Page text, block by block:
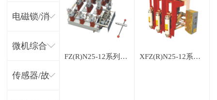
器系列
电磁锁/消
谐器系列
微机综合
保护装置
传感器/故
FZ(R)N25-12系列户内高压真空负荷开关(熔断器组合电器) XFZ(R)N25-12系列户内高压真空负荷开关(熔断器组合电器)